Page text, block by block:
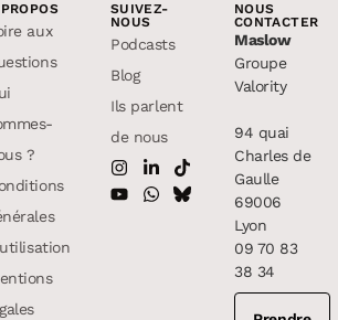
aux
?
SUIVEZ-
NOUS
Podcasts
Blog
Ils parlent
de nous
NOUS
CONTACTER
Maslow
Groupe
Valority
94 quai
Charles de
Gaulle
69006
Lyon
09 70 83
38 34